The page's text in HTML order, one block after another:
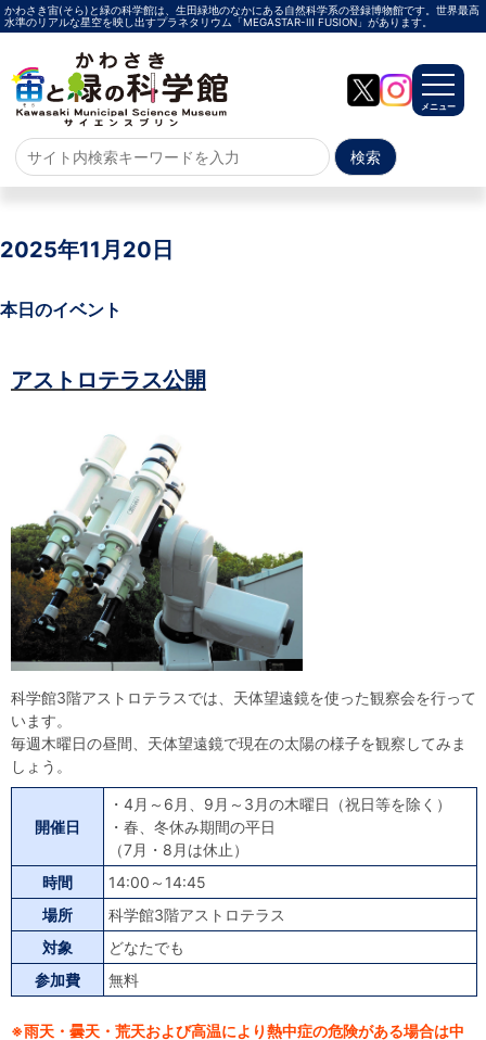
かわさき宙(そら)と緑の科学館は、生田緑地のなかにある自然科学系の登録博物館です。世界最高
水準のリアルな星空を映し出すプラネタリウム「MEGASTAR-Ⅲ FUSION」があります。
メニュー
ホーム
メガスターご紹介
投影メニュー
投影時間・料金
プラネタリウム解説員
イベント
自然体験
天文体験
フロア案内
屋外展示 D51形蒸気機関車
利用案内
開館時間・プラネタリウム投影時間・観覧料
カフェ・ショップ
アクセス・駐車場
科学館資料の特別利用料
団体利用予約
学校団体
幼稚園・保育園団体
一般団体
かわさき星空ウォッチング
出前科学実験教室
プラネタリウム一般団体貸切利用「星空自由空間」
科学館概要
基本理念
沿革
計画・年報・評価・議事録
青少年科学館運営基本計画
年報
事業評価
議事録
研究資料
研究の紹介
川崎市自然環境調査報告
図録
紀要
年報
出版物
生田緑地の植物
お問い合わせ
よくある質問
日本語
2025年11月20日
本日のイベント
アストロテラス公開
科学館3階アストロテラスでは、天体望遠鏡を使った観察会を行って
います。
毎週木曜日の昼間、天体望遠鏡で現在の太陽の様子を観察してみま
しょう。
開催日
・4月～6月、9月～3月の木曜日（祝日等を除く）
・春、冬休み期間の平日
（7月・8月は休止）
時間
14:00～14:45
場所
科学館3階アストロテラス
対象
どなたでも
参加費
無料
※雨天・曇天・荒天および高温により熱中症の危険がある場合は中